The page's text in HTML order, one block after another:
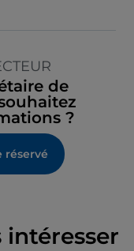
de
?
réservé
intéresser